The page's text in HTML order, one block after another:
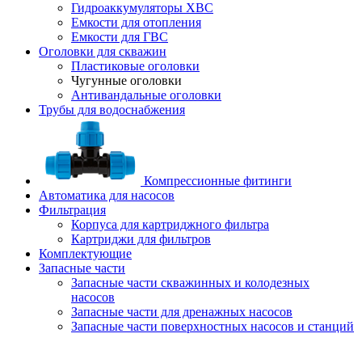
Гидроаккумуляторы ХВС
Емкости для отопления
Емкости для ГВС
Оголовки для скважин
Пластиковые оголовки
Чугунные оголовки
Антивандальные оголовки
Трубы для водоснабжения
Компрессионные фитинги
Автоматика для насосов
Фильтрация
Корпуса для картриджного фильтра
Картриджи для фильтров
Комплектующие
Запасные части
Запасные части скважинных и колодезных
насосов
Запасные части для дренажных насосов
Запасные части поверхностных насосов и станций